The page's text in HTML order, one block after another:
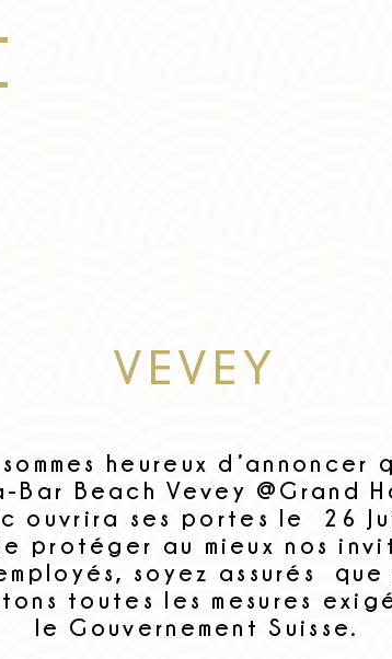
VEVEY
heureux d’annoncer
Bar Beach Vevey @Grand
ouvrira ses portes le 26
protéger au mieux nos
soyez assurés que
toutes les mesures
le Gouvernement Suiss e.